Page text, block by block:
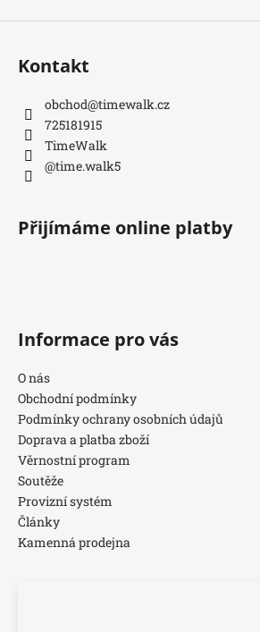
Kontakt
obchod@timewalk.cz
725181915
TimeWalk
@time.walk5
Přijímáme online platby
Informace pro vás
O nás
Obchodní podmínky
Podmínky ochrany osobních údajů
Doprava a platba zboží
Věrnostní program
Soutěže
Provizní systém
Články
Kamenná prodejna